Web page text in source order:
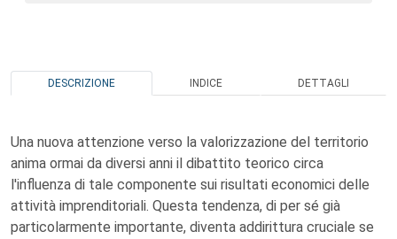
DESCRIZIONE INDICE DETTAGLI
Una nuova attenzione verso la valorizzazione del territorio
anima ormai da diversi anni il dibattito teorico circa
l'influenza di tale componente sui risultati economici delle
attività imprenditoriali. Questa tendenza, di per sé già
particolarmente importante, diventa addirittura cruciale se